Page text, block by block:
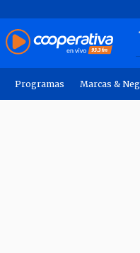
Programas Marcas &